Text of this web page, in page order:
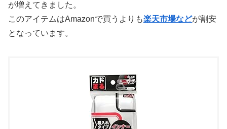
が増えてきました。
このアイテムはAmazonで買うよりも楽天市場などが割安
となっています。